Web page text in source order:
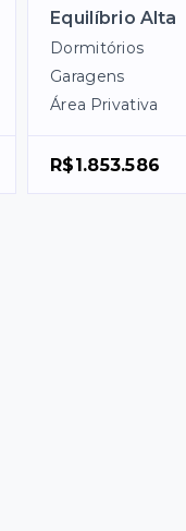
Equilíbrio Alta
Dormitórios
Garagens
Área Privativa
R$1.853.586